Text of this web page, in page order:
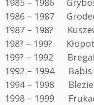
1985 – 1986
1986 – 1987
1987 – 198?
198? – 199?
199? – 1992
1992 – 1994
Babis
1994 – 1998
1998 – 1999